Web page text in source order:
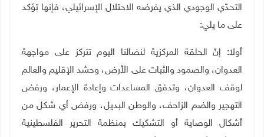
التحدّي الوجودي الذي يفرضه الاحتلال الإسرائيلي، فإنها تؤكد
على ما يلي:
أولا: إنّ الحلقة المركزية لنضالنا اليوم تتركز على مواجهة
العدوان، والصمود والثبات على الأرض، وحشد الإقليم والعالم
لوقف العدوان، وتدفق المساعدات وإعادة الإعمار، ورفض
التهجير والضم الزاحف، والوطن البديل، ورفض أي شكل من
أشكال الوصاية أو التشكيك بمنظمة التحرير الفلسطينية